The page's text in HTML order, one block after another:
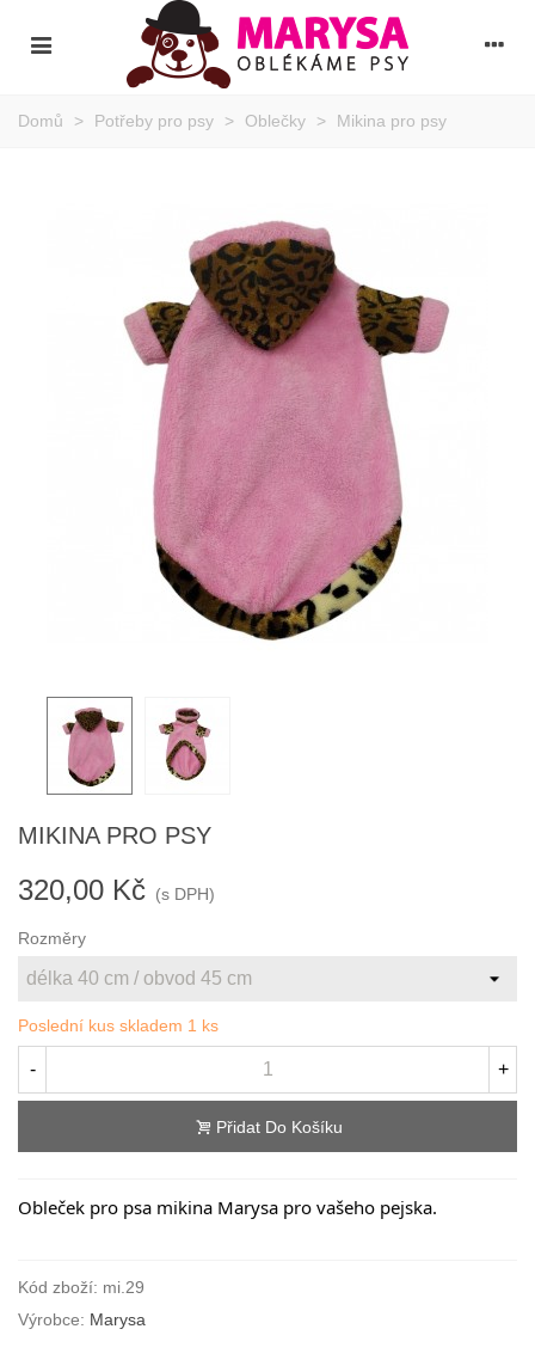
Domů > Potřeby pro psy > Oblečky > Mikina pro psy
MIKINA PRO PSY
320,00 Kč (s DPH)
Rozměry
Poslední kus skladem 1 ks
- +
Přidat Do Košíku
Obleček pro psa mikina Marysa pro vašeho pejska.
Kód zboží: mi.29
Výrobce: Marysa